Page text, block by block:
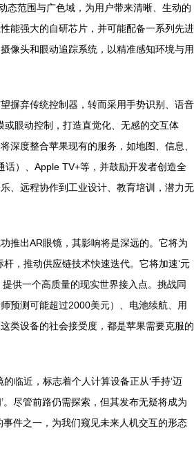
态范围与广色域，为用户带来清晰、生动的
能强大的自研芯片，并可能配备一系列先进
像头和眼动追踪系统，以精准感知环境与用
摒弃传统控制器，转而采用手势识别、语音
或眼动控制，打造直觉化、无感的交互体
深度整合苹果现有的服务，如地图、信息、
话）、Apple TV+等，并鼓励开发者创造全
、远程协作到工业设计、教育培训，潜力无
推出AR眼镜，其影响将是深远的。它将为
，推动供应链技术快速迭代。它将加速‘元
供一个高质量的现实世界接入点。挑战同
预测可能超过2000美元）、电池续航、用
类设备的社会接受度，都是苹果需要克服的
临近，标志着个人计算设备正从‘手持’迈
’。尽管前路仍需探索，但其发布无疑将成为
件之一，为我们窥见未来人机交互的形态